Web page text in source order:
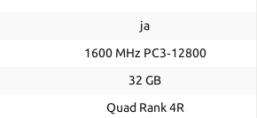
ja
1600 MHz PC3‑12800
32 GB
Quad Rank 4R